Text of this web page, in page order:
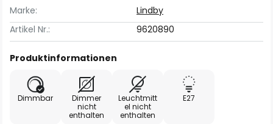
Marke:
Lindby
Artikel Nr.:
9620890
Produktinformationen
Dimmbar
Dimmer
nicht
enthalten
Leuchtmitt
el nicht
enthalten
E27